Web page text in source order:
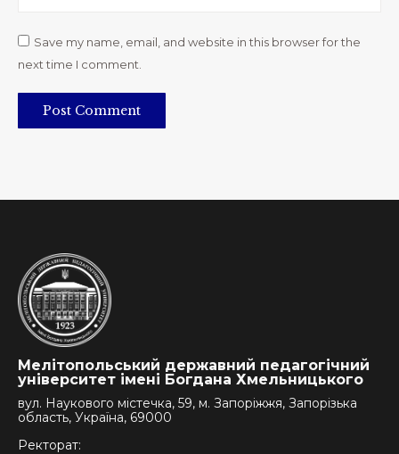
Save my name, email, and website in this browser for the
next time I comment.
Post Comment
Мелітопольський державний педагогічний
університет імені Богдана Хмельницького
вул. Наукового містечка, 59, м. Запоріжжя, Запорізька
область, Україна, 69000
Ректорат: